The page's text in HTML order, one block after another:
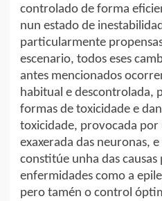
controlado de forma
nun estado de
particularmente
escenario, todos eses
antes mencionados
habitual e descontrolada,
formas de toxicidade e
toxicidade, provocada
exaxerada das neuronas,
constitúe unha das causas
enfermidades como a
pero tamén o control